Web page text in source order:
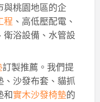
與桃園地區的企
程 、高低壓配電、
衛浴設備、水管設
訂製推薦。我們提
、沙發布套、貓抓
和實木沙發椅墊的